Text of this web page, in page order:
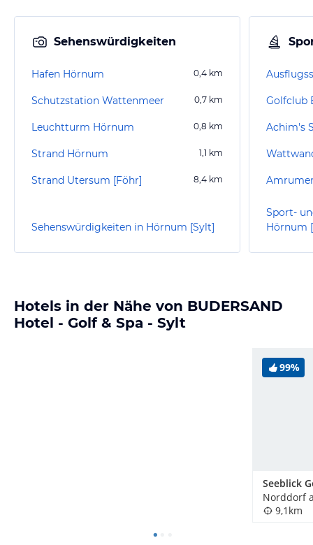
Sehenswürdigkeiten
Hafen Hörnum 0,4 km
Schutzstation Wattenmeer 0,7 km
Leuchtturm Hörnum 0,8 km
Strand Hörnum 1,1 km
Strand Utersum [Föhr] 8,4 km
Sehenswürdigkeiten in Hörnum [Sylt]
Golfclub
Achim's
Sport-
Hörnum
Hotels in der Nähe von BUDERSAND
Hotel - Golf & Spa - Sylt
99%
9,1km